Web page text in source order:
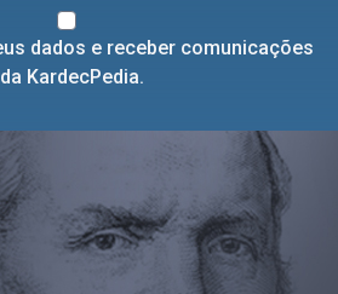
dados e receber comunicações
da KardecPedia.